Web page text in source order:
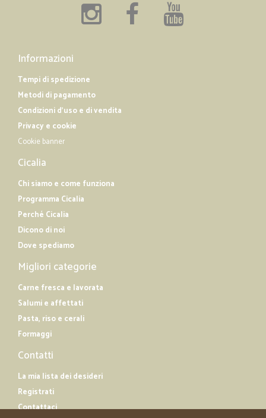
Informazioni
Tempi di spedizione
Metodi di pagamento
Condizioni d'uso e di vendita
Privacy e cookie
Cookie banner
Cicalia
Chi siamo e come funziona
Programma Cicalia
Perché Cicalia
Dicono di noi
Dove spediamo
Migliori categorie
Carne fresca e lavorata
Salumi e affettati
Pasta, riso e cerali
Formaggi
Contatti
La mia lista dei desideri
Registrati
Contattaci